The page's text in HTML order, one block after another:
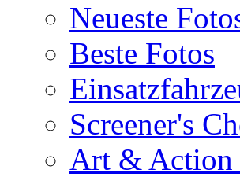
Neueste
Beste Fotos
Screener's
Art & Action